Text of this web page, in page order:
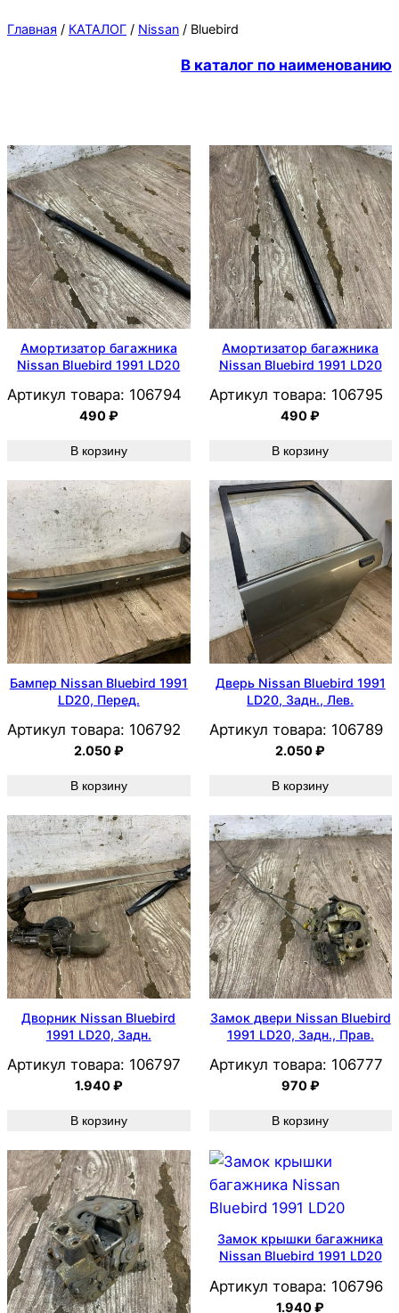
Главная / КАТАЛОГ / Nissan / Bluebird
В каталог по наименованию
Амортизатор багажника
Nissan Bluebird 1991 LD20
Артикул товара: 106794
490₽
В корзину
Амортизатор багажника
Nissan Bluebird 1991 LD20
Артикул товара: 106795
490₽
В корзину
Бампер Nissan Bluebird 1991
LD20, Перед.
Артикул товара: 106792
2.050₽
В корзину
Дверь Nissan Bluebird 1991
LD20, Задн., Лев.
Артикул товара: 106789
2.050₽
В корзину
Дворник Nissan Bluebird
1991 LD20, Задн.
Артикул товара: 106797
1.940₽
В корзину
Замок двери Nissan Bluebird
1991 LD20, Задн., Прав.
Артикул товара: 106777
970₽
В корзину
Замок крышки багажника
Nissan Bluebird 1991 LD20
Артикул товара: 106796
1.940₽